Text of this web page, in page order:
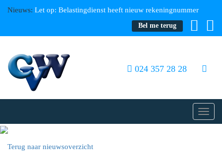
Nieuws: Let op: Belastingdienst heeft nieuw rekeningnummer
Bel me terug
024 357 28 28
Terug naar nieuwsoverzicht